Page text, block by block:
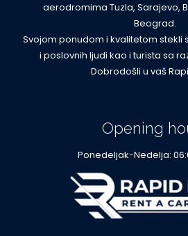
aerodromima Tuzla, Sarajevo,
Beograd.
Svojom ponudom i kvalitetom stekli
i poslovnih ljudi kao i turista sa
Dobrodošli u vaš
Opening
Ponedeljak-Nedelja: